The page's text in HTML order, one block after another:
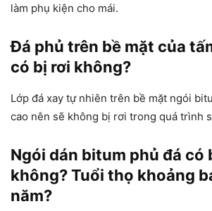
làm phụ kiện cho mái.
Đá phủ trên bề mặt của
có bị rơi không?
Lớp đá xay tự nhiên trên bề mặt ngói
cao nên sẽ không bị rơi trong quá trình
Ngói dán bitum phủ đá có
không? Tuổi thọ khoảng
năm?